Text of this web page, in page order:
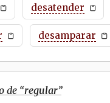
desatender
desamparar
de “regular”